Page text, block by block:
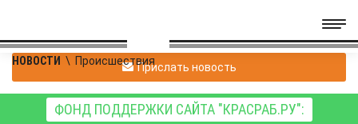
НОВОСТИ \ ПроисшествияПрислать новость
ФОНД ПОДДЕРЖКИ САЙТА "КРАСРАБ.РУ":